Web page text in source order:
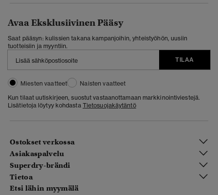
Avaa Eksklusiivinen Pääsy
Saat pääsyn: kulissien takana kampanjoihin, yhteistyöhön, uusiin
tuotteisiin ja myyntiin.
TILAA
Miesten vaatteet
Naisten vaatteet
Kun tilaat uutiskirjeen, suostut vastaanottamaan markkinointiviestejä.
Lisätietoja löytyy kohdasta Tietosuojakäytäntö
Ostokset verkossa
Asiakaspalvelu
Superdry-brändi
Tietoa
Etsi lähin myymälä